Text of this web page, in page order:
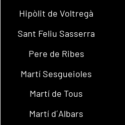
Hipòlit de Voltregà
Sant Feliu Sasserra
Pere de Ribes
Martí Sesgueioles
Martí de Tous
Martí d´Albars